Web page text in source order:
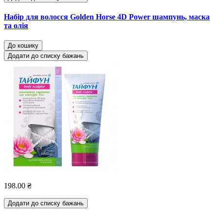
Набір для волосся Golden Horse 4D Power шампунь, маска
та олія
До кошику
Додати до списку бажань
198.00 ₴
Додати до списку бажань